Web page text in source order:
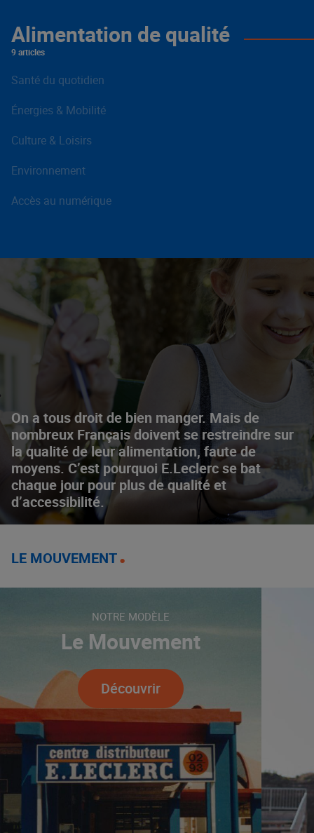
On a tous droit de bien manger. Mais de
nombreux Français doivent se restreindre sur
la qualité de leur alimentation, faute de
moyens. C’est pourquoi E.Leclerc se bat
chaque jour pour plus de qualité et
d’accessibilité.
Alimentation de qualité
9 articles
Santé du quotidien
Énergies & Mobilité
Culture & Loisirs
Environnement
Accès au numérique
LE MOUVEMENT
NOTRE MODÈLE
Le Mouvement
Découvrir